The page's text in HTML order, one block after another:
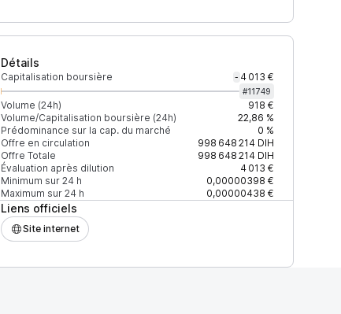
Détails
Capitalisation boursière - 4 013 €
#11749
Volume (24h)
918 €
Volume/Capitalisation boursière (24h)
22,86 %
Prédominance sur la cap. du marché
0 %
Offre en circulation
998 648 214DIH
Offre Totale
998 648 214DIH
Évaluation après dilution
4 013 €
Minimum sur 24 h
0,00000398 €
Maximum sur 24 h
0,00000438 €
Liens officiels
Site internet
% du volume Confiance Mis à jour
100 %